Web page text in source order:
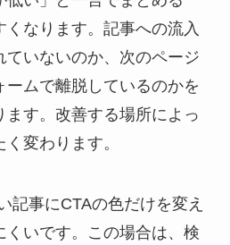
くなります。記事への流入
ていないのか、次のページ
ムで離脱しているのかを
す。改善する場所によっ
変わります。
記事にCTAの色だけを変え
くいです。この場合は、検